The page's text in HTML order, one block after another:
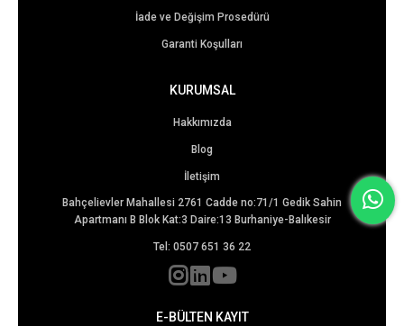
İade ve Değişim Prosedürü
Garanti Koşulları
KURUMSAL
Hakkımızda
Blog
İletişim
Bahçelievler Mahallesi 2761 Cadde no:71/1 Gedik Sahin
Apartmanı B Blok Kat:3 Daire:13 Burhaniye-Balıkesir
Tel: 0507 651 36 22
E-BÜLTEN KAYIT